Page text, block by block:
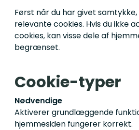
Først når du har givet
relevante cookies. Hvis du ikke
cookies, kan visse dele af
begrænset.
Cookie-typer
Nødvendige
Aktiverer grundlæggende
hjemmesiden fungerer korrekt.